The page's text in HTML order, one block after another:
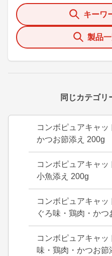
キーワ
製品
同じカテゴリ
コンボピュアキャッ
かつお節添え 200g
コンボピュアキャッ
小魚添え 200g
コンボピュアキャッ
ぐろ味・鶏肉・かつ
コンボピュアキャッ
味・鶏肉・かつお節